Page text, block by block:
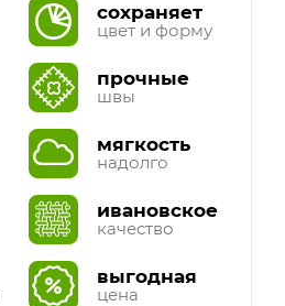
сохраняет
цвет и форму
прочные
швы
мягкость
надолго
ивановское
качество
выгодная
цена